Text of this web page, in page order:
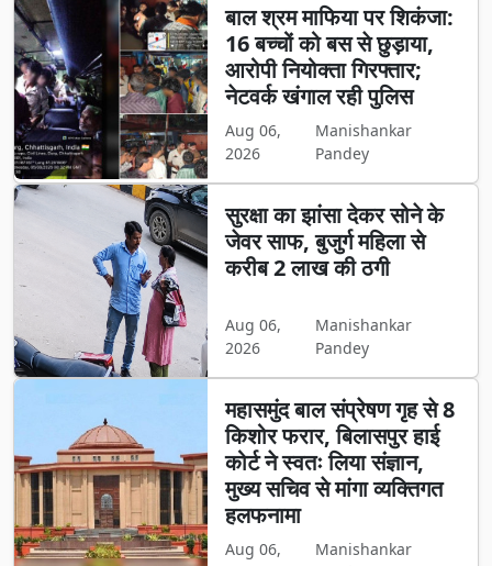
बाल श्रम माफिया पर शिकंजा:
16 बच्चों को बस से छुड़ाया,
आरोपी नियोक्ता गिरफ्तार;
नेटवर्क खंगाल रही पुलिस
Aug 06,
2026
Manishankar
Pandey
सुरक्षा का झांसा देकर सोने के
जेवर साफ, बुजुर्ग महिला से
करीब 2 लाख की ठगी
Aug 06,
2026
Manishankar
Pandey
महासमुंद बाल संप्रेषण गृह से 8
किशोर फरार, बिलासपुर हाई
कोर्ट ने स्वतः लिया संज्ञान,
मुख्य सचिव से मांगा व्यक्तिगत
हलफनामा
Aug 06,
Manishankar